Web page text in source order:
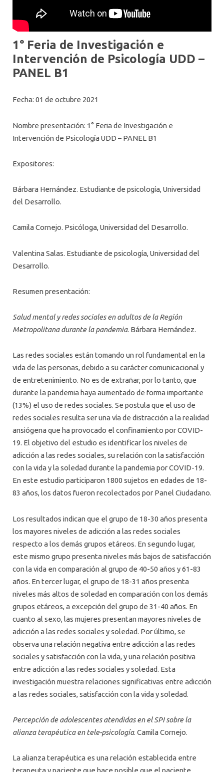
1° Feria de Investigación e
Intervención de Psicología UDD –
PANEL B1
Fecha: 01 de octubre 2021
Nombre presentación: 1° Feria de Investigación e
Intervención de Psicología UDD – PANEL B1
Expositores:
Bárbara Hernández. Estudiante de psicología, Universidad
del Desarrollo.
Camila Cornejo. Psicóloga, Universidad del Desarrollo.
Valentina Salas. Estudiante de psicología, Universidad del
Desarrollo.
Resumen presentación:
Salud mental y redes sociales en adultos de la Región
Metropolitana durante la pandemia. Bárbara Hernández.
Las redes sociales están tomando un rol fundamental en la
vida de las personas, debido a su carácter comunicacional y
de entretenimiento. No es de extrañar, por lo tanto, que
durante la pandemia haya aumentado de forma importante
(13%) el uso de redes sociales. Se postula que el uso de
redes sociales resulta ser una vía de distracción a la realidad
ansiógena que ha provocado el confinamiento por COVID-
19. El objetivo del estudio es identificar los niveles de
adicción a las redes sociales, su relación con la satisfacción
con la vida y la soledad durante la pandemia por COVID-19.
En este estudio participaron 1800 sujetos en edades de 18-
83 años, los datos fueron recolectados por Panel Ciudadano.
Los resultados indican que el grupo de 18-30 años presenta
los mayores niveles de adicción a las redes sociales
respecto a los demás grupos etáreos. En segundo lugar,
este mismo grupo presenta niveles más bajos de satisfacción
con la vida en comparación al grupo de 40-50 años y 61-83
años. En tercer lugar, el grupo de 18-31 años presenta
niveles más altos de soledad en comparación con los demás
grupos etáreos, a excepción del grupo de 31-40 años. En
cuanto al sexo, las mujeres presentan mayores niveles de
adicción a las redes sociales y soledad. Por último, se
observa una relación negativa entre adicción a las redes
sociales y satisfacción con la vida, y una relación positiva
entre adicción a las redes sociales y soledad. Esta
investigación muestra relaciones significativas entre adicción
a las redes sociales, satisfacción con la vida y soledad.
Percepción de adolescentes atendidas en el SPI sobre la
alianza terapéutica en tele-psicología. Camila Cornejo.
La alianza terapéutica es una relación establecida entre
terapeuta y paciente que hace posible que el paciente